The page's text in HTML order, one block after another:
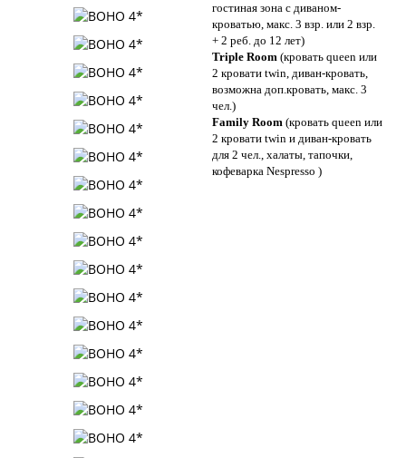
гостиная зона с диваном-
кроватью, макс. 3 взр. или 2 взр.
+ 2 реб. до 12 лет)
Triple Room (кровать queen или
2 кровати twin, диван-кровать,
возможна доп.кровать, макс. 3
чел.)
Family Room (кровать queen или
2 кровати twin и диван-кровать
для 2 чел., халаты, тапочки,
кофеварка Nespresso )